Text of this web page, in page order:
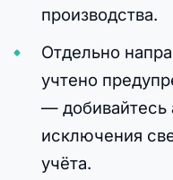
производства.
Отдельно
учтено
— добивайтесь
исключения
учёта.